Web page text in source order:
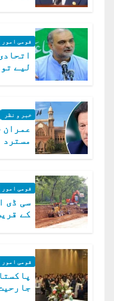
قومی امور
لیے
خبر و نظر
قومی امور
سی ڈی
کے
قومی امور